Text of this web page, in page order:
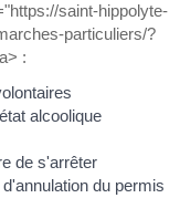
saint-hippolyte-
particuliers/?
:
alcoolique
de s'arrêter
du permis